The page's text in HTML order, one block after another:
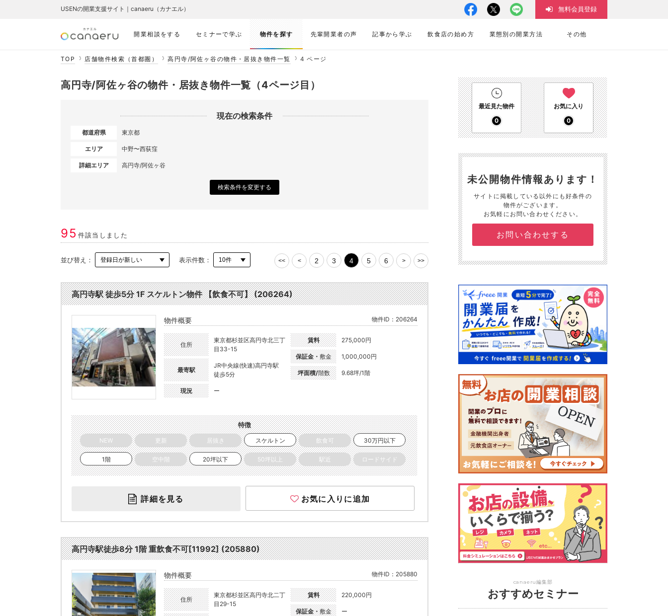
開業相談をする セミナーで学ぶ 物件を探す 先輩開業者の声 記事から学ぶ 飲食店の始め方 業態別の開業方法 その他
USENの開業支援サイト｜canaeru（カナエル） 無料会員登録
TOP 店舗物件検索（首都圏） 高円寺/阿佐ヶ谷の物件・居抜き物件一覧 4 ページ
高円寺/阿佐ヶ谷の物件・居抜き物件一覧（4ページ目）
現在の検索条件
都道府県 東京都
エリア 中野〜西荻窪
詳細エリア 高円寺/阿佐ヶ谷
検索条件を変更する
95 件該当しました
並び替え： 表示件数： << < 2 3 4 5 6 > >>
高円寺駅 徒歩5分 1F スケルトン物件 【飲食不可】 (206264)
物件概要 物件ID：206264
住所
東京都杉並区高円寺北三丁
目33-15
最寄駅
JR中央線(快速)高円寺駅
徒歩5分
現況 ー
賃料 275,000円
保証金・敷金 1,000,000円
坪面積/階数 9.68坪/1階
特徴
NEW 更新 居抜き スケルトン 飲食可 30万円以下
1階 空中階 20坪以下 50坪以上 駅近 ロードサイド
詳細を見る お気に入りに追加
高円寺駅徒歩8分 1階 重飲食不可[11992] (205880)
物件概要 物件ID：205880
住所
東京都杉並区高円寺北二丁
目29-15
賃料 220,000円
保証金・敷金 ー
最近見た物件
0
お気に入り
0
未公開物件情報あります！
サイトに掲載している以外にも好条件の
物件がございます。
お気軽にお問い合わせください。
お問い合わせする
canaeru編集部
おすすめセミナー